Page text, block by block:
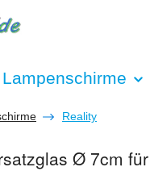
Reality
Ø 7cm